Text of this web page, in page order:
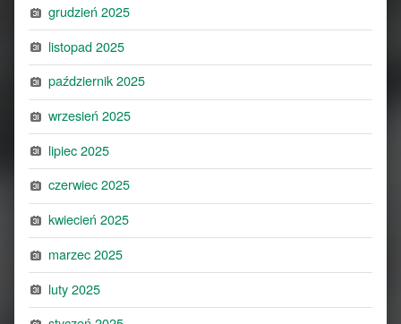
grudzień 2025
listopad 2025
październik 2025
wrzesień 2025
lipiec 2025
czerwiec 2025
kwiecień 2025
marzec 2025
luty 2025